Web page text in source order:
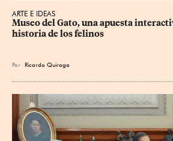
ARTE E IDEAS
Museo del Gato, una apuesta
historia de los felinos
Por Ricardo Quiroga